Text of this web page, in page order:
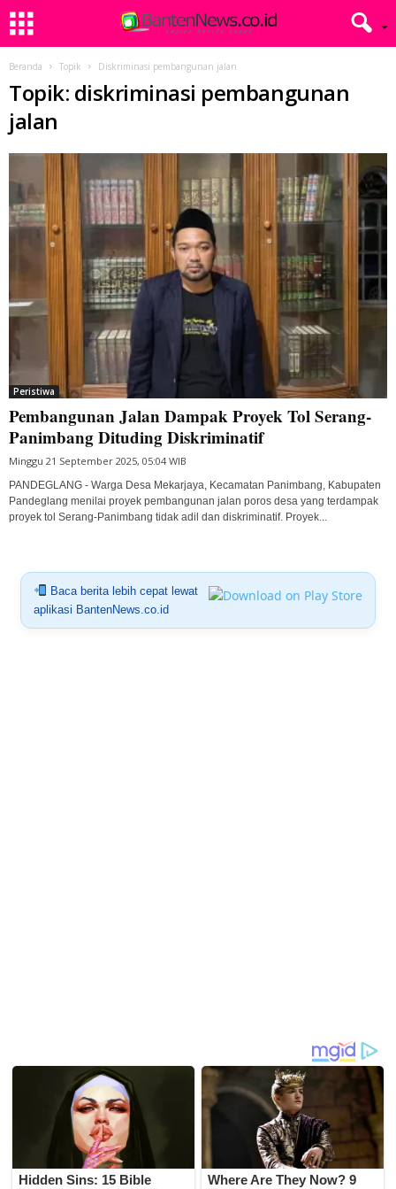
Beranda Topik Diskriminasi pembangunan jalan
Topik: diskriminasi pembangunan
jalan
Peristiwa
Pembangunan Jalan Dampak Proyek Tol Serang-
Panimbang Dituding Diskriminatif
Minggu 21 September 2025, 05:04 WIB
PANDEGLANG - Warga Desa Mekarjaya, Kecamatan Panimbang, Kabupaten
Pandeglang menilai proyek pembangunan jalan poros desa yang terdampak
proyek tol Serang-Panimbang tidak adil dan diskriminatif. Proyek...
Baca berita lebih cepat lewat
aplikasi BantenNews.co.id